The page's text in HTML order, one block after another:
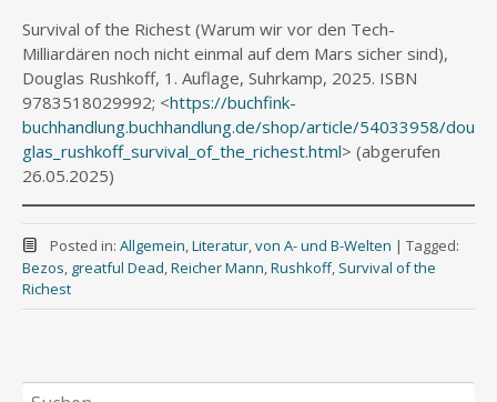
Survival of the Richest (Warum wir vor den Tech-
Milliardären noch nicht einmal auf dem Mars sicher sind),
Douglas Rushkoff, 1. Auflage, Suhrkamp, 2025. ISBN
9783518029992; <https://buchfink-
buchhandlung.buchhandlung.de/shop/article/54033958/dou
glas_rushkoff_survival_of_the_richest.html> (abgerufen
26.05.2025)
Posted in: Allgemein,Literatur,von A- und B-Welten | Tagged:
Bezos, greatful Dead,Reicher Mann,Rushkoff, Survival of the
Richest
Suchen